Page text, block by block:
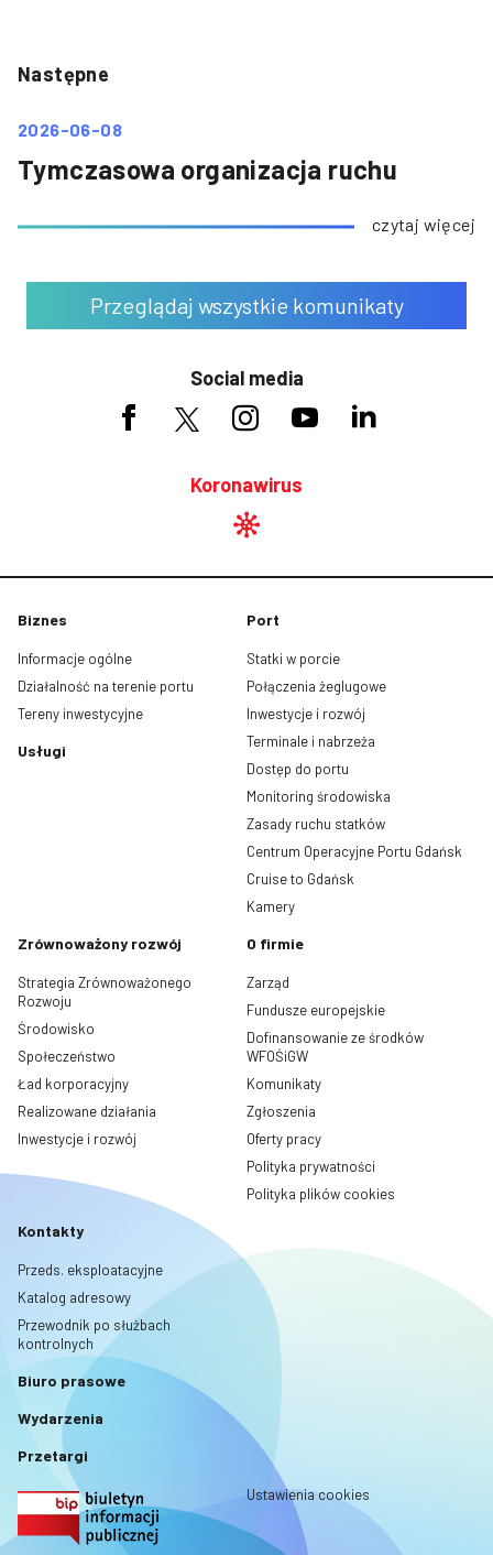
Następne
2026-06-08
Tymczasowa organizacja ruchu
czytaj więcej
Przeglądaj wszystkie komunikaty
Social media
Koronawirus
Biznes
Informacje ogólne
Działalność na terenie portu
Tereny inwestycyjne
Usługi
Port
Statki w porcie
Połączenia żeglugowe
Inwestycje i rozwój
Terminale i nabrzeża
Dostęp do portu
Monitoring środowiska
Zasady ruchu statków
Centrum Operacyjne Portu Gdańsk
Cruise to Gdańsk
Kamery
Zrównoważony rozwój
Strategia Zrównoważonego
Rozwoju
Środowisko
Społeczeństwo
Ład korporacyjny
Realizowane działania
Inwestycje i rozwój
O firmie
Zarząd
Fundusze europejskie
Dofinansowanie ze środków
WFOŚiGW
Komunikaty
Zgłoszenia
Oferty pracy
Polityka prywatności
Polityka plików cookies
Kontakty
Przeds. eksploatacyjne
Katalog adresowy
Przewodnik po służbach
kontrolnych
Biuro prasowe
Wydarzenia
Przetargi
Ustawienia cookies